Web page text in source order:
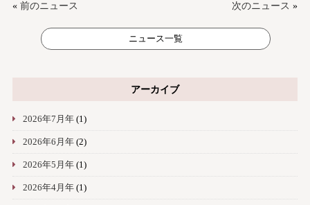
« 前のニュース 次のニュース »
ニュース一覧
アーカイブ
2026年7月年(1)
2026年6月年(2)
2026年5月年(1)
2026年4月年(1)